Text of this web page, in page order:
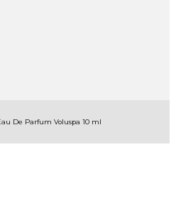
De Parfum Voluspa 10 ml